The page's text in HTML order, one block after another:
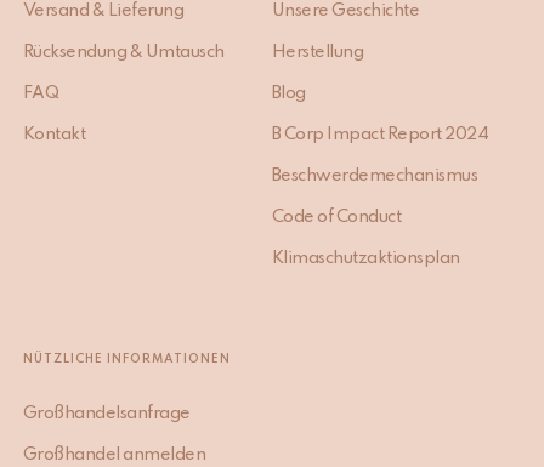
Versand & Lieferung
Rücksendung & Umtausch
FAQ
Kontakt
Unsere Geschichte
Herstellung
Blog
B Corp Impact Report 2024
Beschwerdemechanismus
Code of Conduct
Klimaschutzaktionsplan
NÜTZLICHE INFORMATIONEN
Großhandelsanfrage
Großhandel anmelden